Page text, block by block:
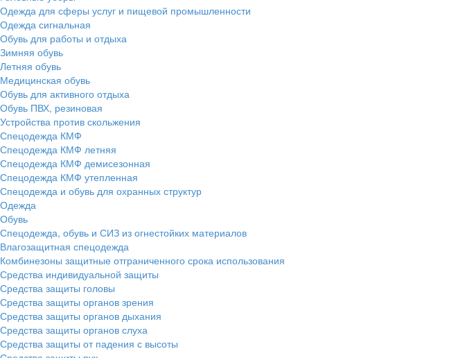
Одежда для сферы услуг и пищевой промышленности
Одежда сигнальная
Обувь для работы и отдыха
Зимняя обувь
Летняя обувь
Медицинская обувь
Обувь для активного отдыха
Обувь ПВХ, резиновая
Устройства против скольжения
Спецодежда КМФ
Спецодежда КМФ летняя
Спецодежда КМФ демисезонная
Спецодежда КМФ утепленная
Спецодежда и обувь для охранных структур
Одежда
Обувь
Спецодежда, обувь и СИЗ из огнестойких материалов
Влагозащитная спецодежда
Комбинезоны защитные отграниченного срока использования
Средства индивидуальной защиты
Средства защиты головы
Средства защиты органов зрения
Средства защиты органов дыхания
Средства защиты органов слуха
Средства защиты от падения с высоты